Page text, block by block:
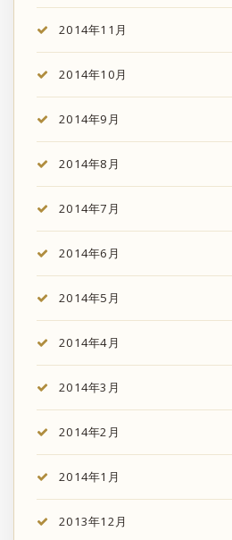
2014年11月
2014年10月
2014年9月
2014年8月
2014年7月
2014年6月
2014年5月
2014年4月
2014年3月
2014年2月
2014年1月
2013年12月